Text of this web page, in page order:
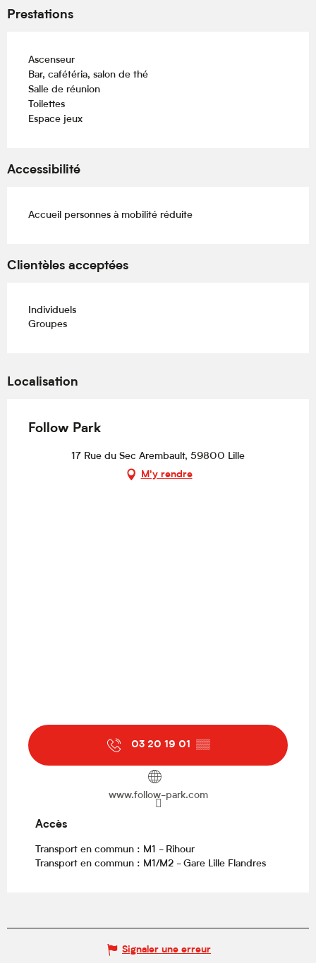
Prestations
Ascenseur
Bar, cafétéria, salon de thé
Salle de réunion
Toilettes
Espace jeux
Accessibilité
Accueil personnes à mobilité réduite
Clientèles acceptées
Individuels
Groupes
Localisation
Follow Park
17 Rue du Sec Arembault, 59800 Lille
M'y rendre
03 20 19 01 ▒▒
www.follow-park.com
Accès
Accès
Transport en commun : M1 - Rihour
Transport en commun : M1/M2 - Gare Lille Flandres
Signaler une erreur